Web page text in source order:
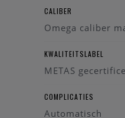
CALIBER
Omega caliber
KWALITEITSLABEL
METAS
COMPLICATIES
Automatisch